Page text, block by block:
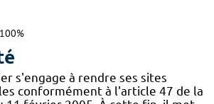
100%
s'engage à rendre ses sites
conformément à l'article 47 de la